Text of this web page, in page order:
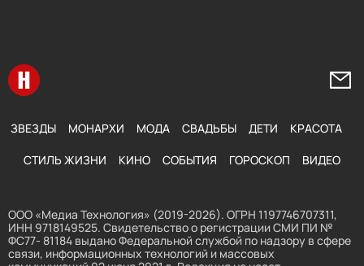
Перейти на главную
ЗВЕЗДЫ МОНАРХИ МОДА СВАДЬБЫ ДЕТИ КРАСОТА
СТИЛЬ ЖИЗНИ КИНО СОБЫТИЯ ГОРОСКОП ВИДЕО
ООО «Медиа Технология» (2019-2026). ОГРН 1197746707311,
ИНН 9718149525. Свидетельство о регистрации СМИ ПИ №
ФС77- 81184 выдано Федеральной службой по надзору в сфере
связи, информационных технологий и массовых